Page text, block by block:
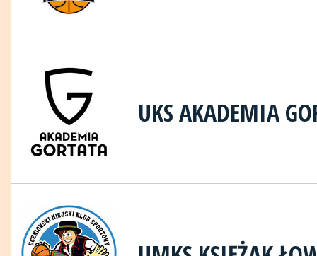
UKS AKADEMIA